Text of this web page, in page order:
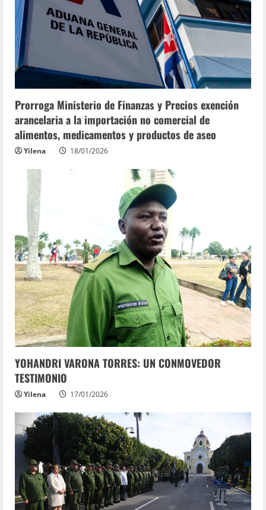
Prorroga Ministerio de Finanzas y Precios exención
arancelaria a la importación no comercial de
alimentos, medicamentos y productos de aseo
Yilena 18/01/2026
YOHANDRI VARONA TORRES: UN CONMOVEDOR
TESTIMONIO
Yilena 17/01/2026